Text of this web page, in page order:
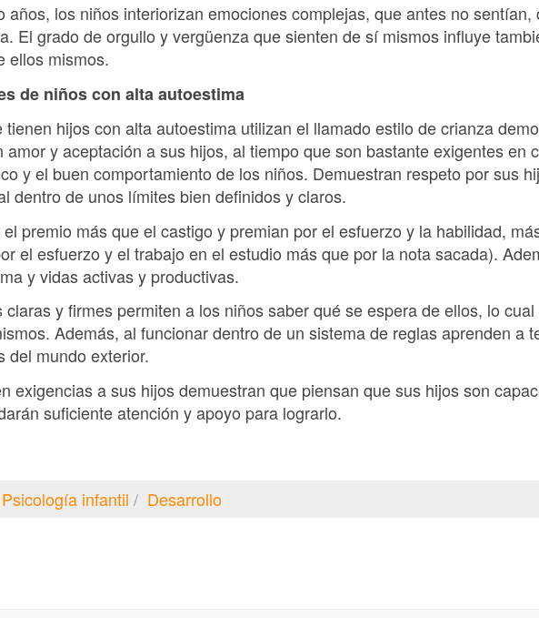
años, los niños interiorizan emociones complejas, que antes no sentían,
El grado de orgullo y vergüenza que sienten de sí mismos influye
ellos mismos.
de niños con alta autoestima
tienen hijos con alta autoestima utilizan el llamado estilo de crianza
amor y aceptación a sus hijos, al tiempo que son bastante exigentes en
y el buen comportamiento de los niños. Demuestran respeto por sus
dentro de unos límites bien definidos y claros.
premio más que el castigo y premian por el esfuerzo y la habilidad,
el esfuerzo y el trabajo en el estudio más que por la nota sacada).
y vidas activas y productivas.
y firmes permiten a los niños saber qué se espera de ellos, lo
Además, al funcionar dentro de un sistema de reglas aprenden a
del mundo exterior.
exigencias a sus hijos demuestran que piensan que sus hijos son
suficiente atención y apoyo para lograrlo.
Psicología infantil Desarrollo